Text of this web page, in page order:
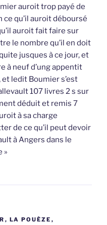
auroit trop payé de
qu’il auroit déboursé
auroit fait faire sur
le nombre qu’il en doit
jusques à ce jour, et
à neuf d’ung appentit
ledit Boumier s’est
107 livres 2 s sur
déduit et remis 7
à sa charge
de ce qu’il peut devoir
à Angers dans le
»
, LA POUÈZE ,